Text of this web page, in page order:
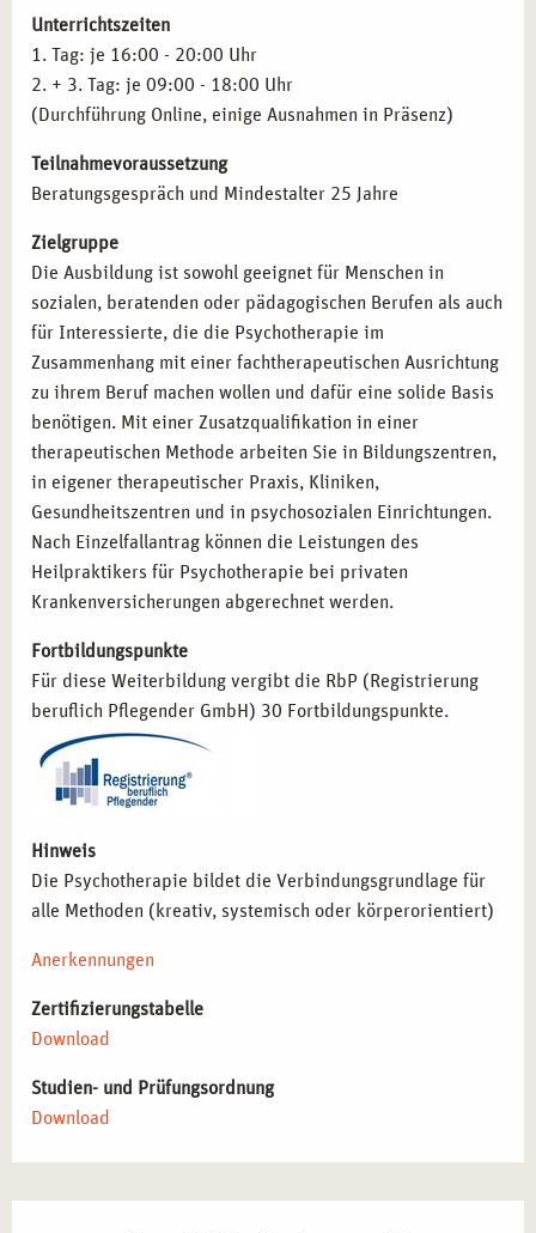
Mit erfolgreichem Abschluss erwerben Sie folgende
Heilpraktiker für Psychotherapie:
therapeutischen Arbeit nach bestandener Prüfung.
Psychologischer Berater:
MIT CAMPUS NATURALIS IN LEIPZIG
ERFOLGREICH DURCHSTARTEN
Wählen Sie die Ausbildung zum Heilpraktiker für
Psychotherapie bei campus naturalis in Leipzig und
profitieren Sie von unserer langjährigen Erfahrung und
praxisnahen Lehrmethoden. Unsere erfahrenen Dozenten
und das inspirierende Umfeld der Kulturstadt bieten Ihnen
die besten Voraussetzungen für eine erfolgreiche Karriere.
Lassen Sie uns gemeinsam Ihre beruflichen Ziele
verwirklichen!
Störungen in Kindheit und Jugend
Prüfungstraining für die amtsärztliche Überprüfung
Gesetzeskunde
Therapieanträge
Inhalte der Fortbildung
Unterrichtszeiten
1. Tag: je 16:00 - 20:00 Uhr
2. + 3. Tag: je 09:00 - 18:00 Uhr
(Durchführung Online, einige Ausnahmen in Präsenz)
Teilnahmevoraussetzung
Beratungsgespräch und Mindestalter 25 Jahre
Zielgruppe
Die Ausbildung ist sowohl geeignet für Menschen in
sozialen, beratenden oder pädagogischen Berufen als auch
für Interessierte, die die Psychotherapie im
Zusammenhang mit einer fachtherapeutischen Ausrichtung
zu ihrem Beruf machen wollen und dafür eine solide Basis
benötigen. Mit einer Zusatzqualifikation in einer
therapeutischen Methode arbeiten Sie in Bildungszentren,
in eigener therapeutischer Praxis, Kliniken,
Gesundheitszentren und in psychosozialen Einrichtungen.
Nach Einzelfallantrag können die Leistungen des
Heilpraktikers für Psychotherapie bei privaten
Krankenversicherungen abgerechnet werden.
Fortbildungspunkte
Für diese Weiterbildung vergibt die RbP (Registrierung
beruflich Pflegender GmbH) 30 Fortbildungspunkte.
Hinweis
Die Psychotherapie bildet die Verbindungsgrundlage für
alle Methoden (kreativ, systemisch oder körperorientiert)
Anerkennungen
Zertifizierungstabelle
Download
Studien- und Prüfungsordnung
Download